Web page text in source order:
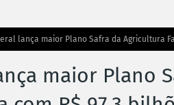
lança maior Plano Safra da Agricultura
maior Plano